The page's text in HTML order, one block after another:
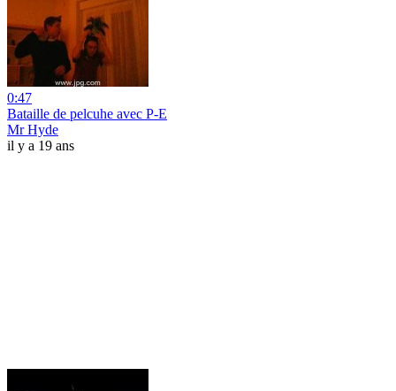
0:47
Bataille de pelcuhe avec P-E
Mr Hyde
il y a 19 ans